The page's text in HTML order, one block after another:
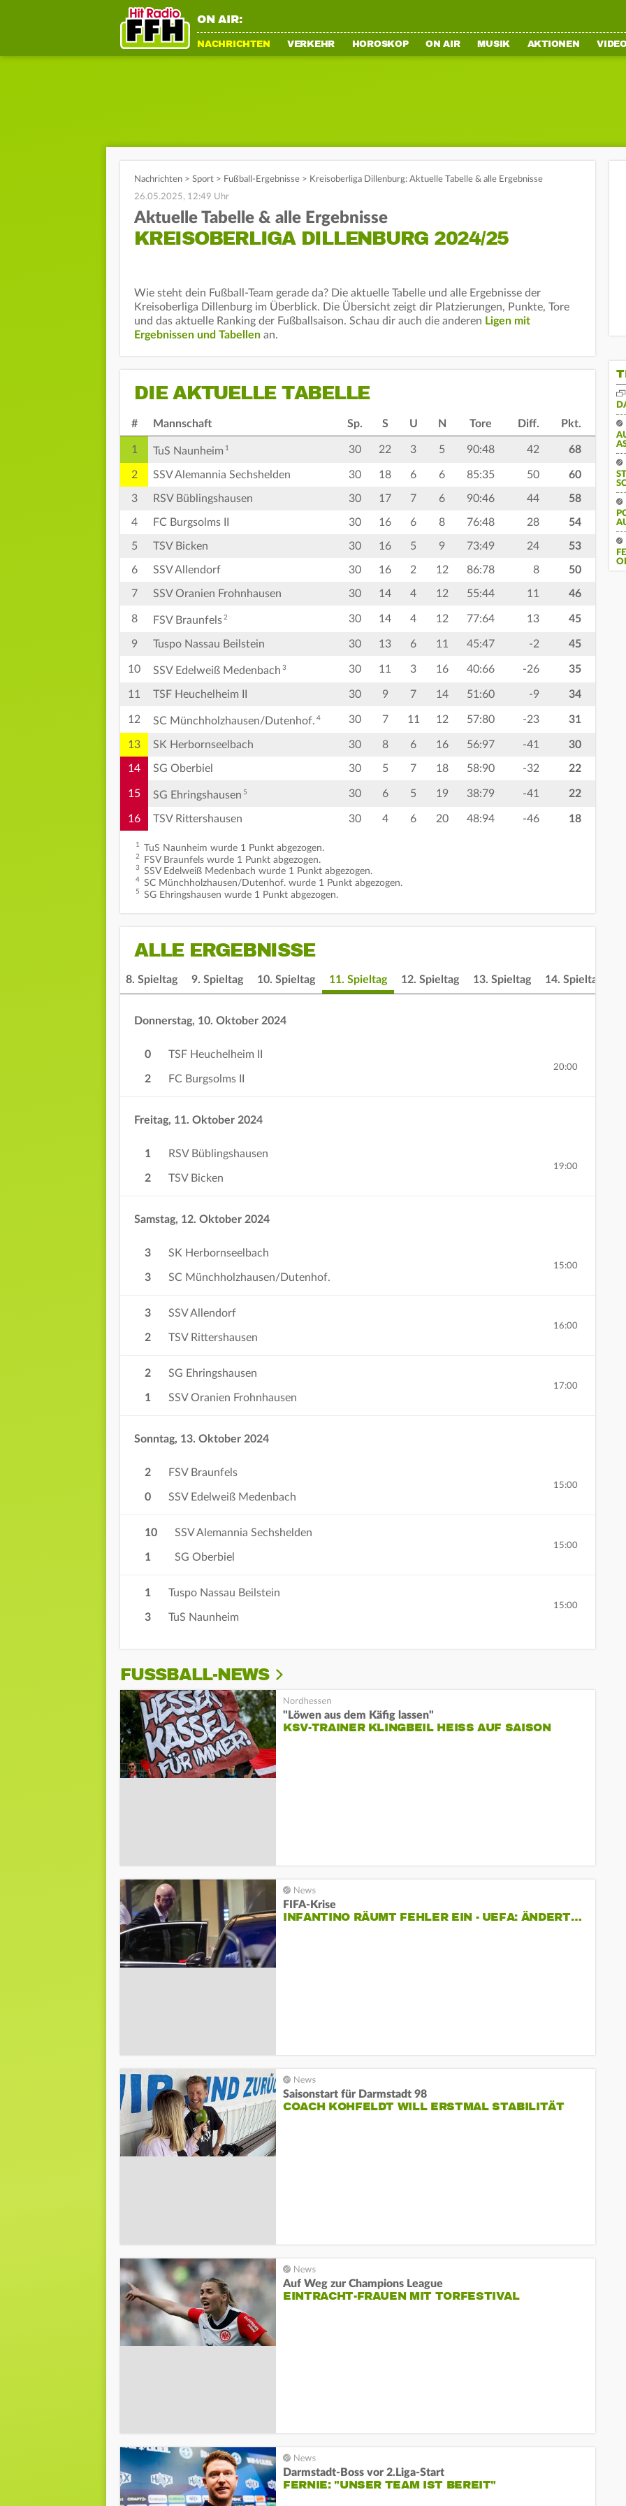
ON AIR:
NACHRICHTEN VERKEHR HOROSKOP ON AIR MUSIK AKTIONEN
Nachrichten > Sport > Fußball-Ergebnisse > Kreisoberliga Dillenburg: Aktuelle Tabelle & alle Ergebnisse
26.05.2025, 12:49 Uhr
Aktuelle Tabelle & alle Ergebnisse
KREISOBERLIGA DILLENBURG 2024/25
Wie steht dein Fußball-Team gerade da? Die aktuelle Tabelle und alle Ergebnisse der
Kreisoberliga Dillenburg im Überblick. Die Übersicht zeigt dir Platzierungen, Punkte, Tore
und das aktuelle Ranking der Fußballsaison. Schau dir auch die anderen Ligen mit
Ergebnissen und Tabellen an.
DIE AKTUELLE TABELLE
# Mannschaft Sp. S U N Tore Diff. Pkt.
1 TuS Naunheim 1 30 22 3 5 90:48 42 68
2 SSV Alemannia Sechshelden 30 18 6 6 85:35 50 60
3 RSV Büblingshausen 30 17 7 6 90:46 44 58
4 FC Burgsolms II 30 16 6 8 76:48 28 54
5 TSV Bicken 30 16 5 9 73:49 24 53
6 SSV Allendorf 30 16 2 12 86:78 8 50
7 SSV Oranien Frohnhausen 30 14 4 12 55:44 11 46
8 FSV Braunfels 2 30 14 4 12 77:64 13 45
9 Tuspo Nassau Beilstein 30 13 6 11 45:47 -2 45
10 SSV Edelweiß Medenbach 3 30 11 3 16 40:66 -26 35
11 TSF Heuchelheim II 30 9 7 14 51:60 -9 34
12 SC Münchholzhausen/Dutenhof. 4 30 7 11 12 57:80 -23 31
13 SK Herbornseelbach 30 8 6 16 56:97 -41 30
14 SG Oberbiel 30 5 7 18 58:90 -32 22
15 SG Ehringshausen 5 30 6 5 19 38:79 -41 22
16 TSV Rittershausen 30 4 6 20 48:94 -46 18
1 TuS Naunheim wurde 1 Punkt abgezogen.
2 FSV Braunfels wurde 1 Punkt abgezogen.
3 SSV Edelweiß Medenbach wurde 1 Punkt abgezogen.
4 SC Münchholzhausen/Dutenhof. wurde 1 Punkt abgezogen.
5 SG Ehringshausen wurde 1 Punkt abgezogen.
ALLE ERGEBNISSE
8. Spieltag 9. Spieltag 10. Spieltag 11. Spieltag 12. Spieltag 13. Spieltag 14. Spieltag
Donnerstag, 10. Oktober 2024
0
2
TSF Heuchelheim II
FC Burgsolms II
20:00
Freitag, 11. Oktober 2024
1
2
RSV Büblingshausen
TSV Bicken
19:00
Samstag, 12. Oktober 2024
3
3
SK Herbornseelbach
SC Münchholzhausen/Dutenhof.
15:00
3
2
SSV Allendorf
TSV Rittershausen
16:00
2
1
SG Ehringshausen
SSV Oranien Frohnhausen
17:00
Sonntag, 13. Oktober 2024
2
0
FSV Braunfels
SSV Edelweiß Medenbach
15:00
10
1
SSV Alemannia Sechshelden
SG Oberbiel
15:00
1
3
Tuspo Nassau Beilstein
TuS Naunheim
15:00
FUSSBALL-NEWS
"Löwen aus dem Käfig lassen"
KSV-TRAINER KLINGBEIL HEISS AUF SAISON
FIFA-Krise
INFANTINO RÄUMT FEHLER EIN - UEFA: ÄNDERT…
Saisonstart für Darmstadt 98
COACH KOHFELDT WILL ERSTMAL STABILITÄT
Auf Weg zur Champions League
EINTRACHT-FRAUEN MIT TORFESTIVAL
Darmstadt-Boss vor 2.Liga-Start
FERNIE: "UNSER TEAM IST BEREIT"